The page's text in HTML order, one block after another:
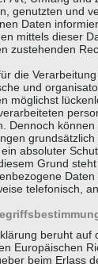
genutzten und
Daten
mittels dieser
zustehenden
die
und
möglichst
Dennoch
grundsätzlich
absoluter
Grund
telefonisch,
beruht auf
Europäischen
beim Erlass